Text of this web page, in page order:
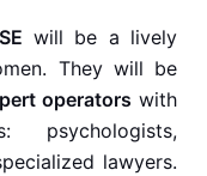
will be a lively
They will be
operators with
psychologists,
lawyers.